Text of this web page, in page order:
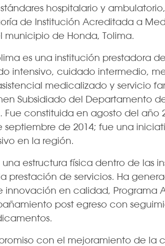
hospitalario y
de Institución Acreditada a
municipio de Honda, Tolima.
es una institución prestadora
intensivo, cuidado intermedio,
medicalizado y servicio
Subsidiado del Departamento
constituida en agosto del año
de 2014; fue una
en la región.
estructura física dentro de las
prestación de servicios. Ha
en calidad, Programa
post egreso con
con el mejoramiento de la